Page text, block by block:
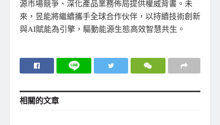
源市場競爭、深化產品業務佈局提供權威背書。未
來，昱能將繼續攜手全球合作伙伴，以持續技術創新
與AI賦能為引擎，驅動能源生態高效智慧共生。
相關的文章